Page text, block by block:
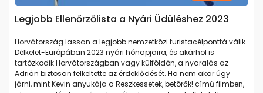
Legjobb Ellenőrzőlista a Nyári Üdüléshez 2023
Horvátország lassan a legjobb nemzetközi turistacélponttá válik
Délkelet-Európában 2023 nyári hónapjaira, és akárhol is
tartózkodik Horvátországban vagy külföldön, a nyaralás az
Adrián biztosan felkeltette az érdeklődését. Ha nem akar úgy
járni, mint Kevin anyukája a Reszkessetek, betörők! című filmben,